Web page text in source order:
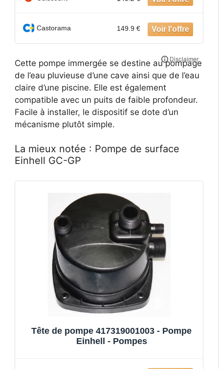
Castorama 149.9 €
Cette pompe immergée se destine au pompage
de l’eau pluvieuse d’une cave ainsi que de l’eau
claire d’une piscine. Elle est également
compatible avec un puits de faible profondeur.
Facile à installer, le dispositif se dote d’un
mécanisme plutôt simple.
La mieux notée : Pompe de surface
Einhell GC-GP
Tête de pompe 417319001003 - Pompe
Einhell - Pompes